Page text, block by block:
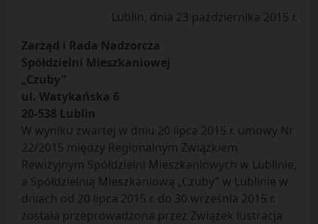
Lublin, dnia 23 października 2015 r.
Zarząd i Rada Nadzorcza
Spółdzielni Mieszkaniowej
„Czuby”
ul. Watykańska 6
20-538 Lublin
W wyniku zwartej w dniu 20 lipca 2015 r. umowy Nr
22/2015 między Regionalnym Związkiem
Rewizyjnym Spółdzielni Mieszkaniowych w Lublinie,
a Spółdzielnią Mieszkaniową „Czuby” w Lublinie w
dniach od 20 lipca 2015 r. do 30 września 2015 r.
została przeprowadzona przez Związek lustracja